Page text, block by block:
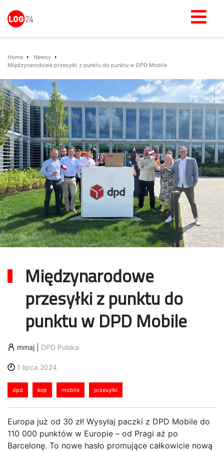
Home
Newsy
Międzynarodowe przesyłki z punktu do punktu w DPD Mobile
Międzynarodowe
przesyłki z punktu do
punktu w DPD Mobile
mmaj DPD Polska
1 lipca 2024
dpd kep mobile przesyłki
Europa już od 30 zł! Wysyłaj paczki z DPD Mobile do
110 000 punktów w Europie – od Pragi aż po
Barcelonę. To nowe hasło promujące całkowicie nową